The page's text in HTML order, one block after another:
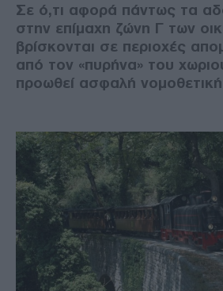
Σε ό,τι αφορά πάντως τα
στην επίμαχη ζώνη Γ των
βρίσκονται σε περιοχές
από τον «πυρήνα» του
προωθεί ασφαλή